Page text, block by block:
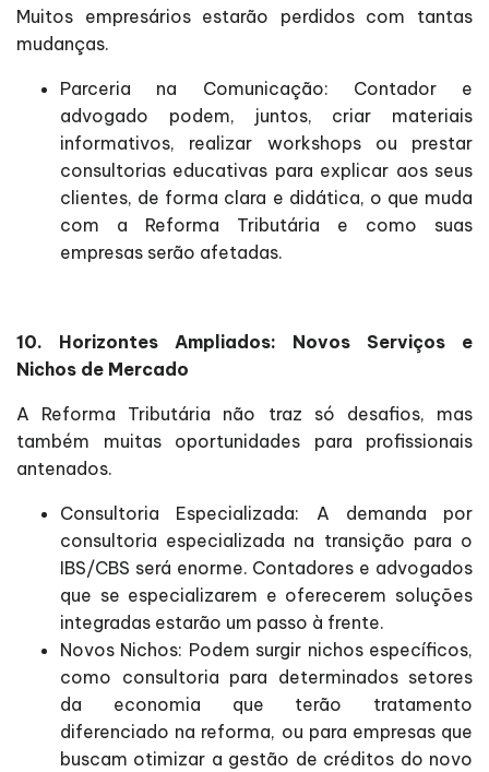
Muitos empresários estarão perdidos com tantas
mudanças.
Parceria na Comunicação: Contador e
advogado podem, juntos, criar materiais
informativos, realizar workshops ou prestar
consultorias educativas para explicar aos seus
clientes, de forma clara e didática, o que muda
com a Reforma Tributária e como suas
empresas serão afetadas.
10. Horizontes Ampliados: Novos Serviços e
Nichos de Mercado
A Reforma Tributária não traz só desafios, mas
também muitas oportunidades para profissionais
antenados.
Consultoria Especializada: A demanda por
consultoria especializada na transição para o
IBS/CBS será enorme. Contadores e advogados
que se especializarem e oferecerem soluções
integradas estarão um passo à frente.
Novos Nichos: Podem surgir nichos específicos,
como consultoria para determinados setores
da economia que terão tratamento
diferenciado na reforma, ou para empresas que
buscam otimizar a gestão de créditos do novo